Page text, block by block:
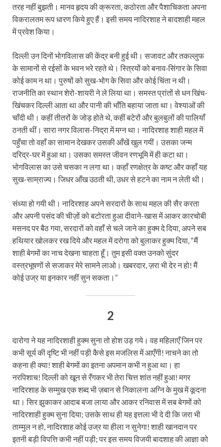
तरह नहीं बुझती। मानव हृदय की क्रूरता, कठोरता और पैशाचिकता अपना
विकरालतम रूप धारण किये हुए हैं। इसी समय नादिरशाह ने बादशाही महल
में प्रवेश किया।
दिल्ली उन दिनों भोगविलास की केंद्र बनी हुई थी। सजावट और तकल्लुफ
के सामानों से रईसों के भवन भरे रहते थे। स्त्रियों को बनाव‑सिंगार के सिवा
कोई काम न था। पुरुषों को सुख-भोग के सिवा और कोई चिंता न थी।
राजनीति का स्थान शेरो-शायरी ने ले लिया था। समस्त प्रांतों से धन खिंच-
खिंचकर दिल्ली आता था और पानी की भाँति बहाया जाता था। वेश्याओं की
चाँदी थी। कहीं तीतरों के जोड़ होते थे, कहीं बटेरों और बुलबुलों की पालियाँ
ठनती थीं। सारा नगर विलास-निद्रा में मग्न था। नादिरशाह शाही महल में
पहुँचा तो वहाँ का सामान देखकर उसकी आँखें खुल गयीं। उसका जन्म
दरिद्र-घर में हुआ था। उसका समस्त जीवन रणभूमि में ही कटा था।
भोगविलास का उसे चसका न लगा था। कहाँ रणक्षेत्र के कष्ट और कहाँ यह
सुख-साम्राज्य। जिधर आँख उठती थी, उधर से हटने का नाम न लेती थी।
संध्या हो गयी थी। नादिरशाह अपने सरदारों के साथ महल की सैर करता
और अपनी पसंद की चीज़ों को बटोरता हुआ दीवाने-खास में आकर कारचोबी
मसनद पर बैठ गया, सरदारों को वहाँ से चले जाने का हुक्म दे दिया, अपने सब
हथियार खोलकर रख दिये और महल में दरोगा को बुलाकर हुक्म दिया, “मैं
शाही बेगमों का नाच देखना चाहता हूँ। तुम इसी वक्त उनको सुंदर
वस्त्रभूषणों से सजाकर मेरे सामने लाओ। खबरदार, ज़रा भी देर न हो! मैं
कोई उज्र या इनकार नहीं सुन सकता।”
2
दारोगा ने यह नादिरशाही हुक्म सुना तो होश उड़ गये। वह महिलाएँ जिन पर
कभी सूर्य की दृष्टि भी नहीं पड़ी कैसे इस मजलिस में आएँगी! नाचने का तो
कहना ही क्या! शाही बेगमों का इतना अपमान कभी न हुआ था। हा
नरपिशाच! दिल्ली को खून से रँगकर भी तेरा चित्त शांत नहीं हुआ! मगर
नादिरशाह के सम्मुख एक शब्द भी ज़बान से निकालना अग्नि के मुख में कूदना
था। सिर झुकाकर आदाब बजा लाया और आकर रनिवास में सब बेगमों को
नादिरशाही हुक्म सुना दिया; उसके साथ ही यह इत्तला भी दे दी कि जरा भी
ताम्मुल न हो, नादिरशाह कोई उज्र या हीला न सुनेगा! शाही खानदान पर
इतनी बड़ी विपत्ति कभी नहीं पड़ी; पर इस समय विजयी बादशाह की आज्ञा को